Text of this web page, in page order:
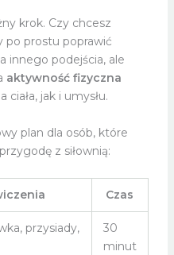
krok. Czy chcesz
po prostu poprawić
innego podejścia, ale
aktywność fizyczna
jak i umysłu.
plan dla osób, które
z siłownią:
Czas
przysiady,
30
minut